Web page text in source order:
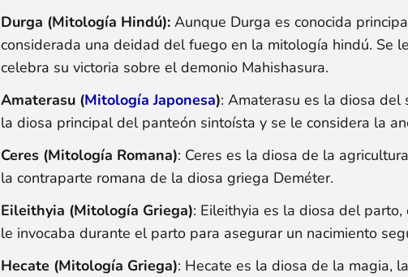
Durga (Mitología Hindú): Aunque Durga es conocida
considerada una deidad del fuego en la mitología hindú. Se
celebra su victoria sobre el demonio Mahishasura.
Amaterasu (Mitología Japonesa): Amaterasu es la diosa del
la diosa principal del panteón sintoísta y se le considera la
Ceres (Mitología Romana): Ceres es la diosa de la
la contraparte romana de la diosa griega Deméter.
Eileithyia (Mitología Griega): Eileithyia es la diosa del
le invocaba durante el parto para asegurar un nacimiento
Hecate (Mitología Griega): Hecate es la diosa de la magia,